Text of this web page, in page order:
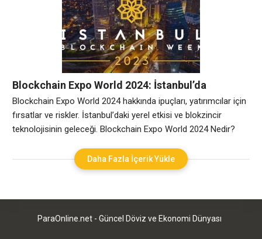
hedefleri, risk toleransı, likidite durumu gibi faktörler göz
önünde bulundurulmalıdır. Yatırımcılar, kısa vadeli kazanç elde
Blockchain Expo World 2024: İstanbul’da
Blokzincir ve Kripto Paranın Geleceği
Blockchain Expo World 2024 hakkında ipuçları, yatırımcılar için
fırsatlar ve riskler. İstanbul’daki yerel etkisi ve blokzincir
teknolojisinin geleceği. Blockchain Expo World 2024 Nedir?
paraların geleceği hakkında dünyanın dört bir yanından
uzmanları bir araya getiren prestijli bir etkinliktir. Bu etkinlikte,
yaygınlaşması ve
Daha Fazla İçerik Yükle
ParaOnline.net - Güncel Döviz ve Ekonomi Dünyası